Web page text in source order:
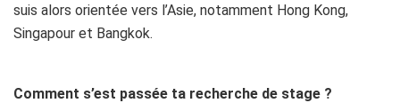
suis alors orientée vers l’Asie, notamment Hong Kong,
Singapour et Bangkok.
Comment s’est passée ta recherche de stage ?